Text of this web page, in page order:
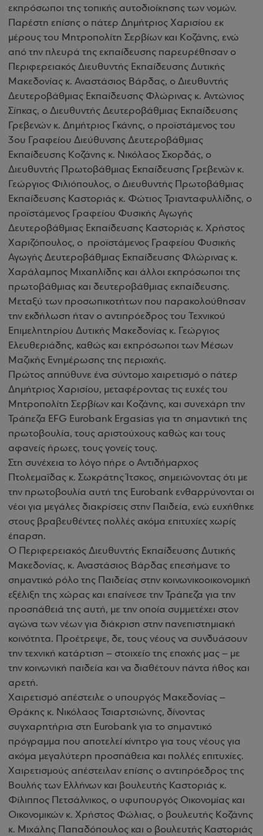
εκπρόσωποι της τοπικής αυτοδιοίκησης των νομών.
Παρέστη επίσης ο πάτερ Δημήτριος Χαρισίου εκ
μέρους του Μητροπολίτη Σερβίων και Κοζάνης, ενώ
από την πλευρά της εκπαίδευσης παρευρέθησαν ο
Περιφερειακός Διευθυντής Εκπαίδευσης Δυτικής
Μακεδονίας κ. Αναστάσιος Βάρδας, ο Διευθυντής
Δευτεροβάθμιας Εκπαίδευσης Φλώρινας κ. Αντώνιος
Σίπκας, ο Διευθυντής Δευτεροβάθμιας Εκπαίδευσης
Γρεβενών κ. Δημήτριος Γκάνης, ο προϊστάμενος του
3ου Γραφείου Διεύθυνσης Δευτεροβάθμιας
Εκπαίδευσης Κοζάνης κ. Νικόλαος Σκορδάς, ο
Διευθυντής Πρωτοβάθμιας Εκπαίδευσης Γρεβενών κ.
Γεώργιος Φιλιόπουλος, ο Διευθυντής Πρωτοβάθμιας
Εκπαίδευσης Καστοριάς κ. Φώτιος Τριανταφυλλίδης, ο
προϊστάμενος Γραφείου Φυσικής Αγωγής
Δευτεροβάθμιας Εκπαίδευσης Καστοριάς κ. Χρήστος
Χαριζόπουλος, ο προϊστάμενος Γραφείου Φυσικής
Αγωγής Δευτεροβάθμιας Εκπαίδευσης Φλώρινας κ.
Χαράλαμπος Μιχαηλίδης και άλλοι εκπρόσωποι της
πρωτοβάθμιας και δευτεροβάθμιας εκπαίδευσης.
Μεταξύ των προσωπικοτήτων που παρακολούθησαν
την εκδήλωση ήταν ο αντιπρόεδρος του Τεχνικού
Επιμελητηρίου Δυτικής Μακεδονίας κ. Γεώργιος
Ελευθεριάδης, καθώς και εκπρόσωποι των Μέσων
Μαζικής Ενημέρωσης της περιοχής.
Πρώτος απηύθυνε ένα σύντομο χαιρετισμό ο πάτερ
Δημήτριος Χαρισίου, μεταφέροντας τις ευχές του
Μητροπολίτη Σερβίων και Κοζάνης, και συνεχάρη την
Τράπεζα EFG Eurobank Ergasias για τη σημαντική της
πρωτοβουλία, τους αριστούχους καθώς και τους
αφανείς ήρωες, τους γονείς τους.
Στη συνέχεια το λόγο πήρε ο Αντιδήμαρχος
Πτολεμαΐδας κ. Σωκράτης Ίτσκος, σημειώνοντας ότι με
την πρωτοβουλία αυτή της Eurobank ενθαρρύνονται οι
νέοι για μεγάλες διακρίσεις στην Παιδεία, ενώ ευχήθηκε
στους βραβευθέντες πολλές ακόμα επιτυχίες χωρίς
έπαρση.
Ο Περιφερειακός Διευθυντής Εκπαίδευσης Δυτικής
Μακεδονίας, κ. Αναστάσιος Βάρδας επεσήμανε το
σημαντικό ρόλο της Παιδείας στην κοινωνικοοικονομική
εξέλιξη της χώρας και επαίνεσε την Τράπεζα για την
προσπάθειά της αυτή, με την οποία συμμετέχει στον
αγώνα των νέων για διάκριση στην πανεπιστημιακή
κοινότητα. Προέτρεψε, δε, τους νέους να συνδυάσουν
την τεχνική κατάρτιση – στοιχείο της εποχής μας – με
την κοινωνική παιδεία και να διαθέτουν πάντα ήθος και
αρετή.
Χαιρετισμό απέστειλε ο υπουργός Μακεδονίας –
Θράκης κ. Νικόλαος Τσιαρτσιώνης, δίνοντας
συγχαρητήρια στη Eurobank για το σημαντικό
πρόγραμμα που αποτελεί κίνητρο για τους νέους για
ακόμα μεγαλύτερη προσπάθεια και πολλές επιτυχίες.
Χαιρετισμούς απέστειλαν επίσης ο αντιπρόεδρος της
Βουλής των Ελλήνων και βουλευτής Καστοριάς κ.
Φίλιππος Πετσάλνικος, ο υφυπουργός Οικονομίας και
Οικονομικών κ. Χρήστος Φώλιας, ο βουλευτής Κοζάνης
κ. Μιχάλης Παπαδόπουλος και ο βουλευτής Καστοριάς